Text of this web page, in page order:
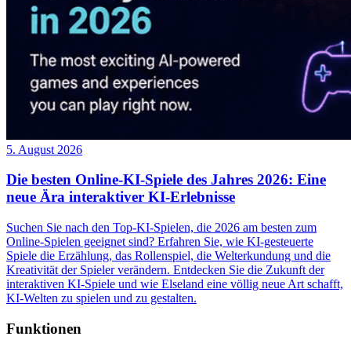
5. August 2026
Die besten Online-KI-Spiele des Jahres 2026: Eine
neue Ära interaktiver KI-Erlebnisse
Suchen Sie nach den Top-KI-Spielen, die 2026 am besten zum
Online-Spielen geeignet sind? Erfahren Sie, wie KI-gesteuerte
Spiele die Erzählung, das Rollenspiel, die Welterkundung und die
Kreativität der Spieler verändern. Entdecken Sie die Zukunft der
interaktiven KI-Spiele und wie Elseland eine völlig neue Art schafft,
KI-Welten zu spielen und zu gestalten.
Funktionen